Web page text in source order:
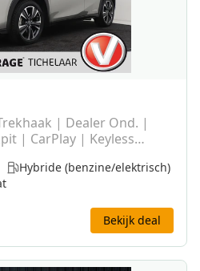
| Dealer Ond. |
| CarPlay | Keyless
Hybride (benzine/elektrisch)
Bekijk deal